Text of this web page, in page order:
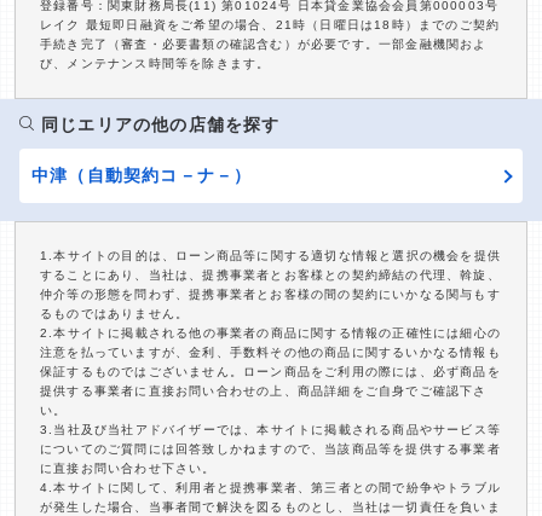
登録番号：関東財務局長(11) 第01024号 日本貸金業協会会員第000003号
レイク 最短即日融資をご希望の場合、21時（日曜日は18時）までのご契約
手続き完了（審査・必要書類の確認含む）が必要です。一部金融機関およ
び、メンテナンス時間等を除きます。
同じエリアの他の店舗を探す
中津（自動契約コ－ナ－）
1.本サイトの目的は、ローン商品等に関する適切な情報と選択の機会を提供
することにあり、当社は、提携事業者とお客様との契約締結の代理、斡旋、
仲介等の形態を問わず、提携事業者とお客様の間の契約にいかなる関与もす
るものではありません。
2.本サイトに掲載される他の事業者の商品に関する情報の正確性には細心の
注意を払っていますが、金利、手数料その他の商品に関するいかなる情報も
保証するものではございません。ローン商品をご利用の際には、必ず商品を
提供する事業者に直接お問い合わせの上、商品詳細をご自身でご確認下さ
い。
3.当社及び当社アドバイザーでは、本サイトに掲載される商品やサービス等
についてのご質問には回答致しかねますので、当該商品等を提供する事業者
に直接お問い合わせ下さい。
4.本サイトに関して、利用者と提携事業者、第三者との間で紛争やトラブル
が発生した場合、当事者間で解決を図るものとし、当社は一切責任を負いま